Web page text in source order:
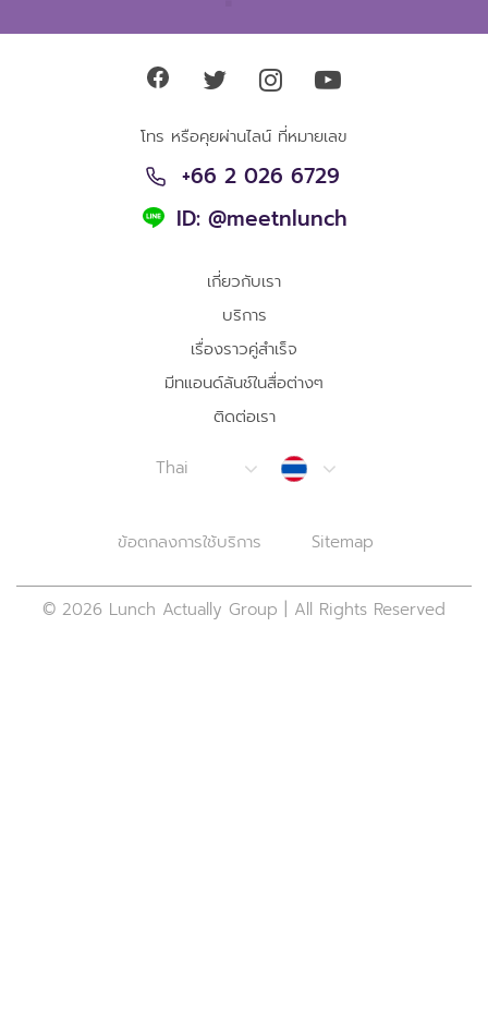
โทร หรือคุยผ่านไลน์ ที่หมายเลข
+66 2 026 6729
ID: @meetnlunch
เกี่ยวกับเรา
บริการ
เรื่องราวคู่สำเร็จ
มีทแอนด์ลันช์ในสื่อต่างๆ
ติดต่อเรา
Thai Thailand
ข้อตกลงการใช้บริการ Sitemap
© 2026 Lunch Actually Group | All Rights Reserved